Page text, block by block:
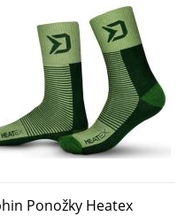
Ponožky Heatex